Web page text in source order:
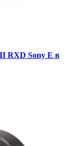
RXD Sony E в